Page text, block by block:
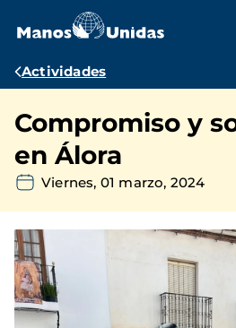
contenido
Ruta
navegación
Actividades
Compromiso y
en Álora
Viernes, 01 marzo, 2024